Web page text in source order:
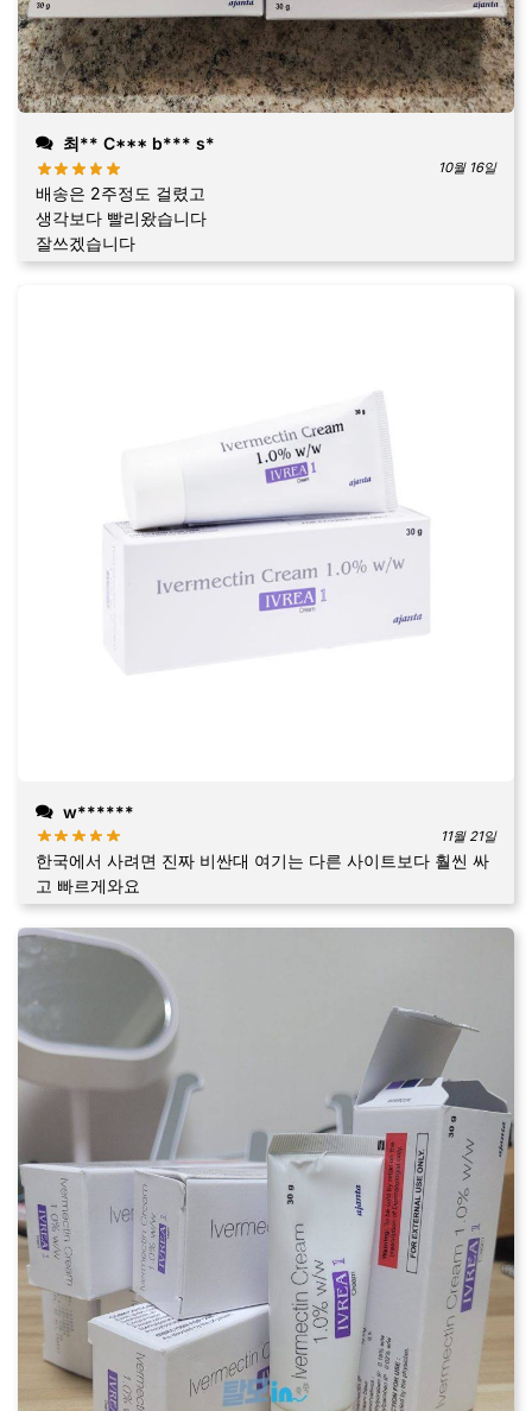
최** C*** b*** s*
10월 16일
배송은 2주정도 걸렸고
생각보다 빨리왔습니다
잘쓰겠습니다
w******
11월 21일
한국에서 사려면 진짜 비싼대 여기는 다른 사이트보다 훨씬 싸
고 빠르게와요